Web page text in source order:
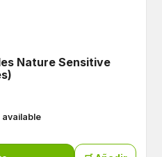
Nature Sensitive
available